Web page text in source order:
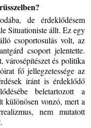
de érdeklődésem
Situationiste állt. Ez egy
csoportosulás volt, az
csoport jelentette.
városépítészet és politika
fő jellegzetessége az
iránt is érdeklődő
beletartozott a
különösen vonzó, mert a
nem mutatott